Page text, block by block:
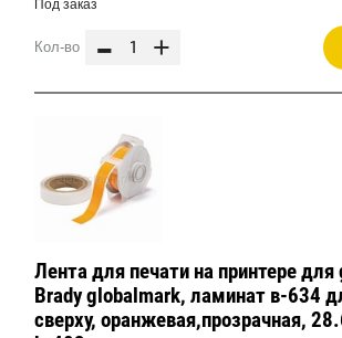
Под заказ
Кол-во - +
Лента для печати на принтере
Brady globalmark, ламинат в-634
сверху, оранжевая,прозрачная,